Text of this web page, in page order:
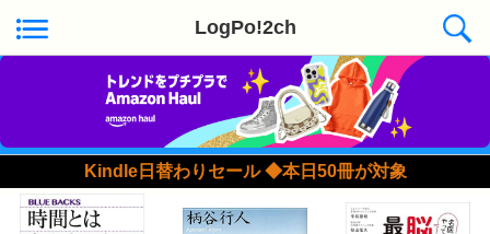
LogPo!2ch
Kindle日替わりセール ◆本日50冊が対象